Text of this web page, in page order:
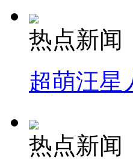
热点新闻
超萌汪星
热点新闻